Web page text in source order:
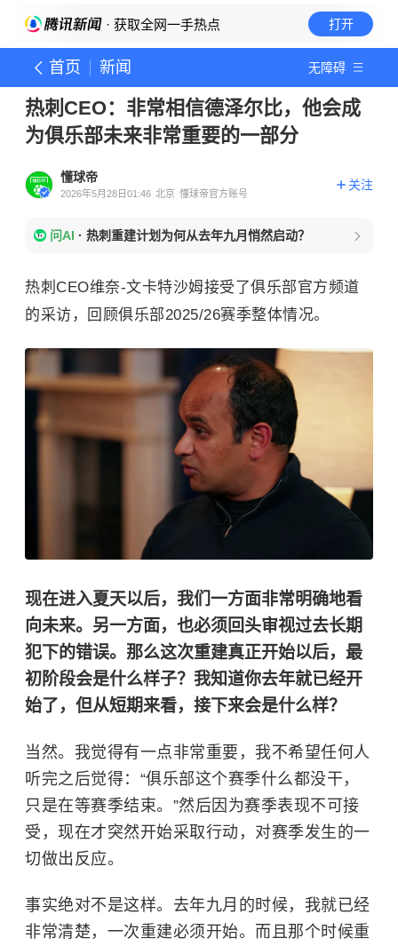
· 获取全网一手热点 打开
首页 新闻 无障碍
热刺CEO：非常相信德泽尔比，他会成
为俱乐部未来非常重要的一部分
懂球帝
2026年5月28日01:46 北京 懂球帝官方账号
关注
问AI · 热刺重建计划为何从去年九月悄然启动？
热刺CEO维奈-文卡特沙姆接受了俱乐部官方频道
的采访，回顾俱乐部2025/26赛季整体情况。
现在进入夏天以后，我们一方面非常明确地看
向未来。另一方面，也必须回头审视过去长期
犯下的错误。那么这次重建真正开始以后，最
初阶段会是什么样子？我知道你去年就已经开
始了，但从短期来看，接下来会是什么样？
当然。我觉得有一点非常重要，我不希望任何人
听完之后觉得：“俱乐部这个赛季什么都没干，
只是在等赛季结束。”然后因为赛季表现不可接
受，现在才突然开始采取行动，对赛季发生的一
切做出反应。
事实绝对不是这样。 去年九月的时候，我就已经
非常清楚，一次重建必须开始。而且那个时候重